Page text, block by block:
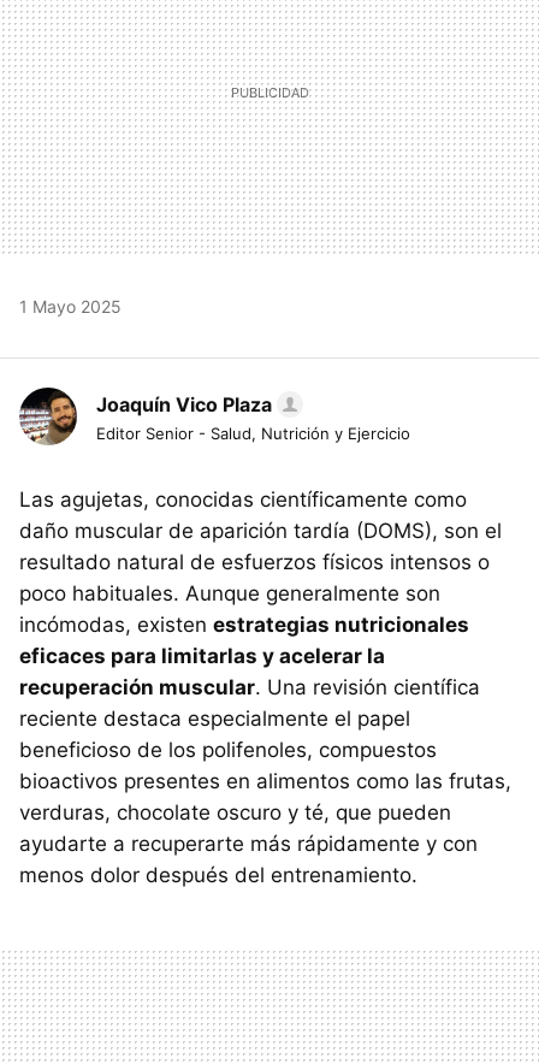
1 Mayo 2025
Joaquín Vico Plaza
Editor Senior - Salud, Nutrición y Ejercicio
Las agujetas, conocidas científicamente como
daño muscular de aparición tardía (DOMS), son el
resultado natural de esfuerzos físicos intensos o
poco habituales. Aunque generalmente son
incómodas, existen estrategias nutricionales
eficaces para limitarlas y acelerar la
recuperación muscular. Una revisión científica
reciente destaca especialmente el papel
beneficioso de los polifenoles, compuestos
bioactivos presentes en alimentos como las frutas,
verduras, chocolate oscuro y té, que pueden
ayudarte a recuperarte más rápidamente y con
menos dolor después del entrenamiento.